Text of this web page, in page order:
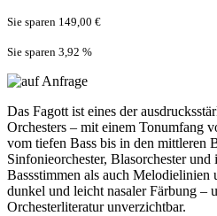
Sie sparen 149,00 €
Sie sparen 3,92 %
Das Fagott ist eines der
Orchesters – mit einem Tonumfang
vom tiefen Bass bis in den mittleren
Sinfonieorchester, Blasorchester
Bassstimmen als auch
dunkel und leicht nasaler Färbung –
Orchesterliteratur unverzichtbar.